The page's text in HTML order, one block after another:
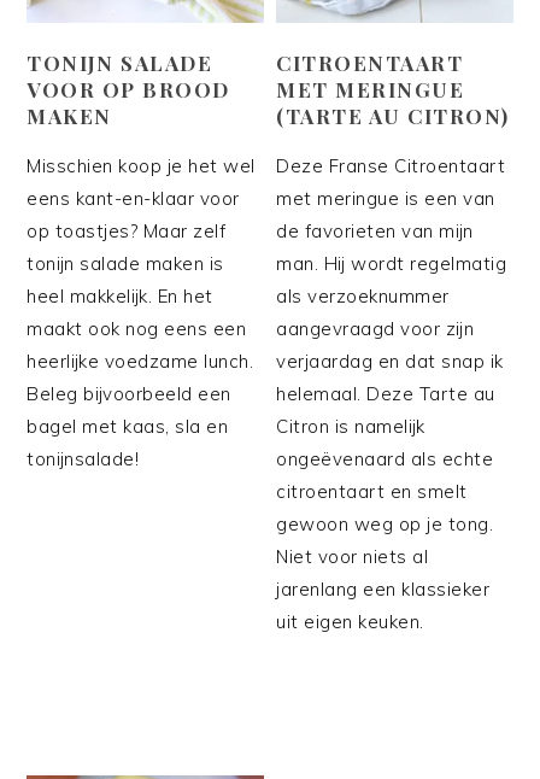
TONIJN SALADE
VOOR OP BROOD
MAKEN
Misschien koop je het wel
eens kant-en-klaar voor
op toastjes? Maar zelf
tonijn salade maken is
heel makkelijk. En het
maakt ook nog eens een
heerlijke voedzame lunch.
Beleg bijvoorbeeld een
bagel met kaas, sla en
tonijnsalade!
CITROENTAART
MET MERINGUE
(TARTE AU CITRON)
Deze Franse Citroentaart
met meringue is een van
de favorieten van mijn
man. Hij wordt regelmatig
als verzoeknummer
aangevraagd voor zijn
verjaardag en dat snap ik
helemaal. Deze Tarte au
Citron is namelijk
ongeëvenaard als echte
citroentaart en smelt
gewoon weg op je tong.
Niet voor niets al
jarenlang een klassieker
uit eigen keuken.